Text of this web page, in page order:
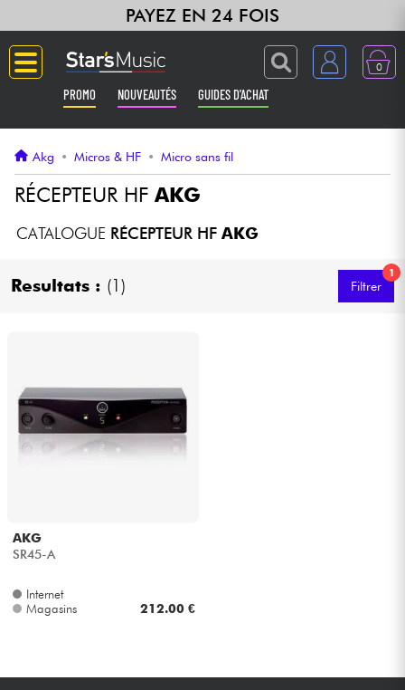
PAYEZ EN 24 FOIS
0
PROMO NOUVEAUTÉS GUIDES D'ACHAT
Guitares & Basses
Amplis & Effets
Claviers & Pianos
Casques
Eclairage
Akg • Micros & HF • Micro sans fil
RÉCEPTEUR HF AKG
CATALOGUE RÉCEPTEUR HF AKG
Resultats : (1)
1
Filtrer
AKG
SR45-A
Internet
Magasins
212.00 €